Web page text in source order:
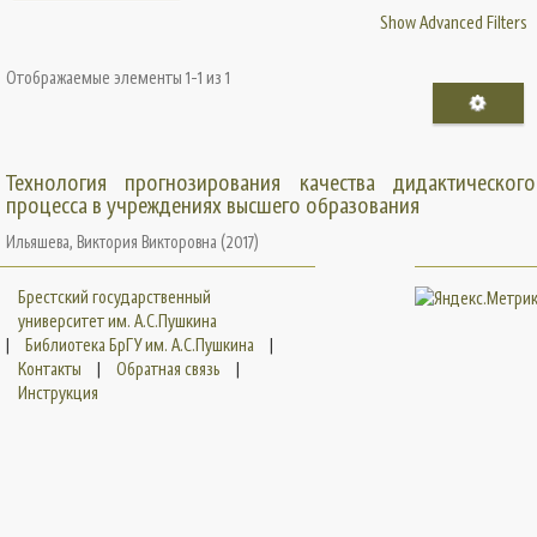
Show Advanced Filters
Отображаемые элементы 1-1 из 1
Технология прогнозирования качества дидактического
процесса в учреждениях высшего образования
Ильяшева, Виктория Викторовна (2017)
Брестский государственный
университет им. А.С.Пушкина
|
Библиотека БрГУ им. А.С.Пушкина
|
Контакты
| Обратная связь
|
Инструкция